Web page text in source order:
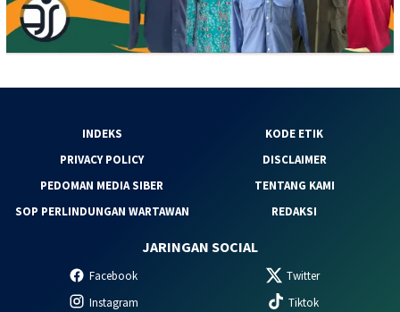
INDEKS
KODE ETIK
PRIVACY POLICY
DISCLAIMER
PEDOMAN MEDIA SIBER
TENTANG KAMI
SOP PERLINDUNGAN WARTAWAN
REDAKSI
JARINGAN SOCIAL
Facebook
Twitter
Instagram
Tiktok